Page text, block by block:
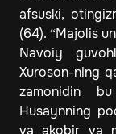
afsuski,
(64). “Majolis
Navoiy
Xuroson-ning
zamonidin
Husaynning
va akobir va